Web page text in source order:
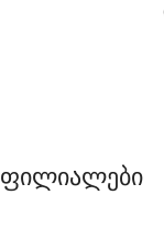
ფილიალები